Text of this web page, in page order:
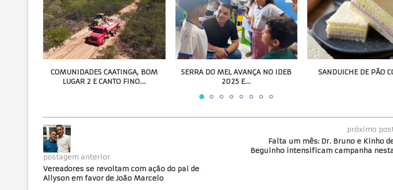
COMUNIDADES CAATINGA, BOM
LUGAR 2 E CANTO FINO...
SERRA DO MEL AVANÇA NO IDEB
2025 E...
SANDUICHE DE PÃO
postagem anterior
Vereadores se revoltam com ação do pai de
Allyson em favor de João Marcelo
próximo
Falta um mês: Dr. Bruno e Kinho
Beguinho intensificam campanha